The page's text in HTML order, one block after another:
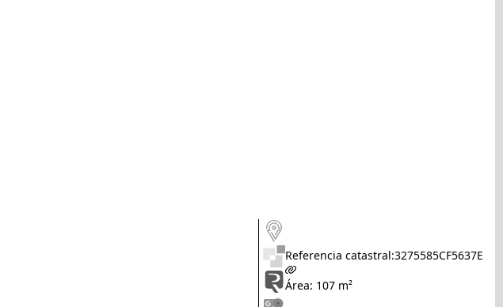
Referencia catastral:3275585CF5637E
Área: 107 m²